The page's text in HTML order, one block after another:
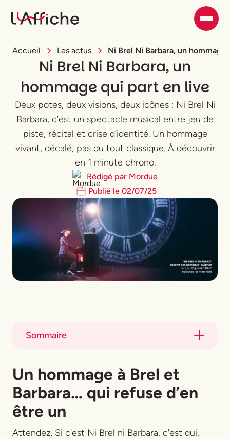
Accueil Les actus Ni Brel Ni Barbara, un
Ni Brel Ni Barbara, un
hommage qui part en live
Deux potes, deux visions, deux icônes : Ni Brel Ni
Barbara, c’est un spectacle musical entre jeu de
piste, récital et crise d’identité. Un hommage
vivant, décalé, pas du tout classique. À découvrir
en 1 minute chrono.
Rédigé par Mordue
Publié le 02/07/25
Sommaire
Title
Un hommage à Brel et
Barbara… qui refuse d’en
être un
Attendez. Si c'est Ni Brel ni Barbara, c'est qui,